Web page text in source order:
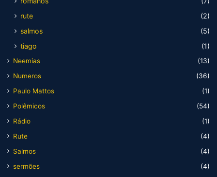
rute
(2)
salmos
(5)
tiago
(1)
Neemias
(13)
Numeros
(36)
Paulo Mattos
(1)
Polêmicos
(54)
Rádio
(1)
Rute
(4)
Salmos
(4)
sermões
(4)